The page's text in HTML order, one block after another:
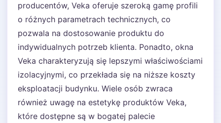
producentów, Veka oferuje szeroką gamę profili
o różnych parametrach technicznych, co
pozwala na dostosowanie produktu do
indywidualnych potrzeb klienta. Ponadto, okna
Veka charakteryzują się lepszymi właściwościami
izolacyjnymi, co przekłada się na niższe koszty
eksploatacji budynku. Wiele osób zwraca
również uwagę na estetykę produktów Veka,
które dostępne są w bogatej palecie